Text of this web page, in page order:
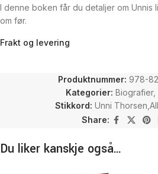
I denne boken får du detaljer om Unnis
om før.
Frakt og levering
Produktnummer: 978-
Kategorier: Biografier,
Stikkord: Unni
Share:
Du liker kanskje også…